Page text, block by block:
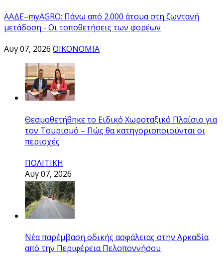
ΑΑΔΕ–myAGRO: Πάνω από 2.000 άτομα στη ζωντανή
μετάδοση - Οι τοποθετήσεις των φορέων
Αυγ 07, 2026 ΟΙΚΟΝΟΜΙΑ
Θεσμοθετήθηκε το Ειδικό Χωροταξικό Πλαίσιο για
τον Τουρισμό – Πώς θα κατηγοριοποιούνται οι
περιοχές
ΠΟΛΙΤΙΚΗ
Αυγ 07, 2026
Νέα παρέμβαση οδικής ασφάλειας στην Αρκαδία
από την Περιφέρεια Πελοποννήσου